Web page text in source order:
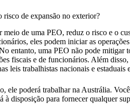
de expansão no exterior?
de uma PEO, reduz o risco e o
eles podem iniciar as
entanto, uma PEO não pode mitigar
fiscais e de funcionários. Além
leis trabalhistas nacionais e estaduais
poderá trabalhar na Austrália.
à disposição para fornecer qualquer